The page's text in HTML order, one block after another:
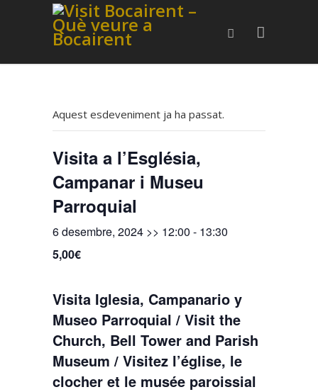
Aquest esdeveniment ja ha passat.
Visita a l’Església,
Campanar i Museu
Parroquial
6 desembre, 2024 >> 12:00 - 13:30
5,00€
Visita Iglesia, Campanario y
Museo Parroquial / Visit the
Church, Bell Tower and Parish
Museum / Visitez l’église, le
clocher et le musée paroissial